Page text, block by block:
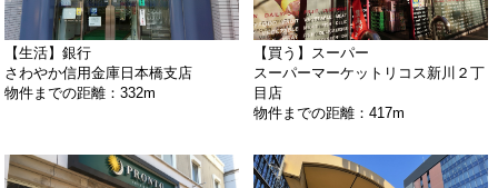
【生活】銀行
さわやか信用金庫日本橋支店
物件までの距離：332m
【買う】スーパー
スーパーマーケットリコス新川２丁
目店
物件までの距離：417m